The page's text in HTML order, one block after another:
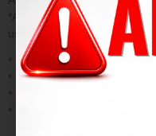
*Acidentes/ uso inadequado
uso fora das conformidades.
* Desgaste ou danos
* Instalação ou aplicação
* Modificações, adaptações
* Mau uso;